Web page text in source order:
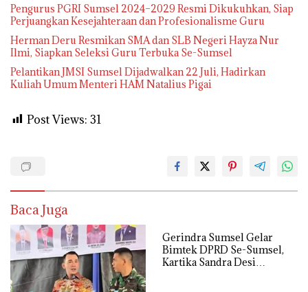
Pengurus PGRI Sumsel 2024–2029 Resmi Dikukuhkan, Siap
Perjuangkan Kesejahteraan dan Profesionalisme Guru
Herman Deru Resmikan SMA dan SLB Negeri Hayza Nur
Ilmi, Siapkan Seleksi Guru Terbuka Se-Sumsel
Pelantikan JMSI Sumsel Dijadwalkan 22 Juli, Hadirkan
Kuliah Umum Menteri HAM Natalius Pigai
Post Views: 31
Baca Juga
Gerindra Sumsel Gelar
Bimtek DPRD Se-Sumsel,
Kartika Sandra Desi